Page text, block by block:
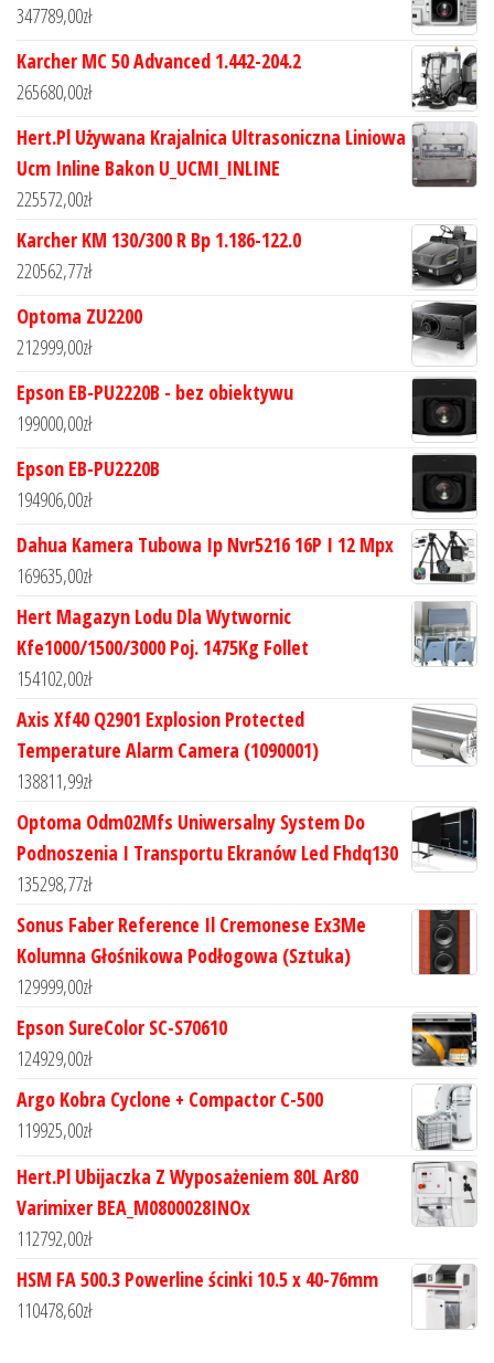
347789,00zł
Karcher MC 50 Advanced 1.442-204.2
265680,00zł
Hert.Pl Używana Krajalnica Ultrasoniczna Liniowa
Ucm Inline Bakon U_UCMI_INLINE
225572,00zł
Karcher KM 130/300 R Bp 1.186-122.0
220562,77zł
Optoma ZU2200
212999,00zł
Epson EB-PU2220B - bez obiektywu
199000,00zł
Epson EB-PU2220B
194906,00zł
Dahua Kamera Tubowa Ip Nvr5216 16P I 12 Mpx
169635,00zł
Hert Magazyn Lodu Dla Wytwornic
Kfe1000/1500/3000 Poj. 1475Kg Follet
154102,00zł
Axis Xf40 Q2901 Explosion Protected
Temperature Alarm Camera (1090001)
138811,99zł
Optoma Odm02Mfs Uniwersalny System Do
Podnoszenia I Transportu Ekranów Led Fhdq130
135298,77zł
Sonus Faber Reference Il Cremonese Ex3Me
Kolumna Głośnikowa Podłogowa (Sztuka)
129999,00zł
Epson SureColor SC-S70610
124929,00zł
Argo Kobra Cyclone + Compactor C-500
119925,00zł
Hert.Pl Ubijaczka Z Wyposażeniem 80L Ar80
Varimixer BEA_M0800028INOx
112792,00zł
HSM FA 500.3 Powerline ścinki 10.5 x 40-76mm
110478,60zł